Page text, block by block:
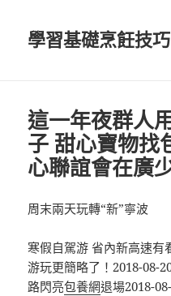
學習基礎烹飪技巧
這一年夜群人
子 甜心寶物找
心聯誼會在廣
周末兩天玩轉“新”寧波
寒假自駕游 省內新高速有
游玩更簡略了！2018-08-
路閃亮包養網退場2018-